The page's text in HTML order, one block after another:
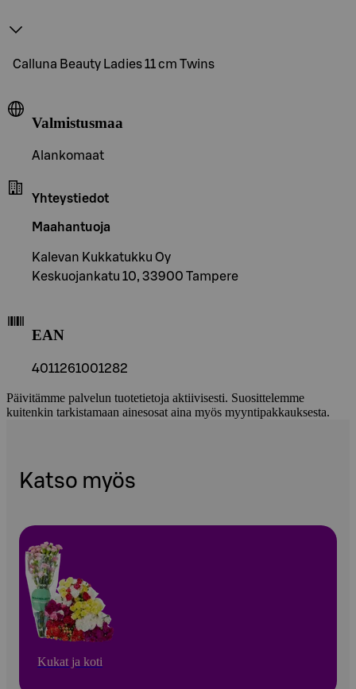
Calluna Beauty Ladies 11 cm Twins
Valmistusmaa
Alankomaat
Yhteystiedot
Maahantuoja
Kalevan Kukkatukku Oy
Keskuojankatu 10, 33900 Tampere
EAN
4011261001282
Päivitämme palvelun tuotetietoja aktiivisesti. Suosittelemme
kuitenkin tarkistamaan ainesosat aina myös myyntipakkauksesta.
Katso myös
Kukat ja koti